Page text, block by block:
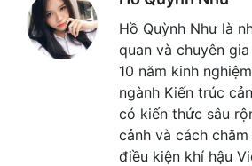
Hồ Quỳnh Như là
quan và chuyên
10 năm kinh
ngành Kiến trúc
có kiến thức sâu
cảnh và cách
điều kiện khí hậu